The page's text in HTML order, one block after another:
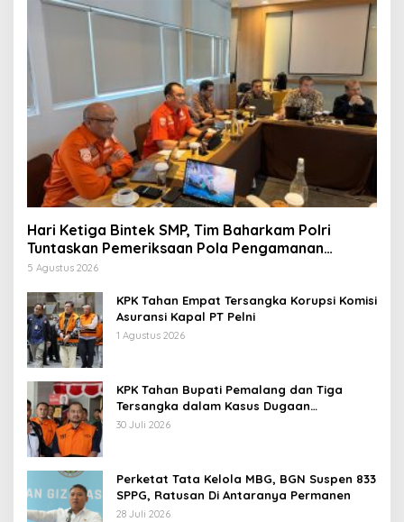
Hari Ketiga Bintek SMP, Tim Baharkam Polri
Tuntaskan Pemeriksaan Pola Pengamanan
Pertamina Patra Niaga Jabar
5 Agustus 2026
KPK Tahan Empat Tersangka Korupsi Komisi
Asuransi Kapal PT Pelni
1 Agustus 2026
KPK Tahan Bupati Pemalang dan Tiga
Tersangka dalam Kasus Dugaan
Pemerasan
30 Juli 2026
Perketat Tata Kelola MBG, BGN Suspen 833
SPPG, Ratusan Di Antaranya Permanen
28 Juli 2026